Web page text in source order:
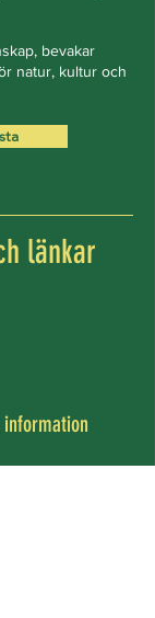
bevakar
natur, kultur och
länkar